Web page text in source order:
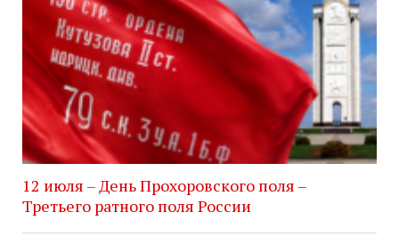
12 июля – День Прохоровского поля –
Третьего ратного поля России